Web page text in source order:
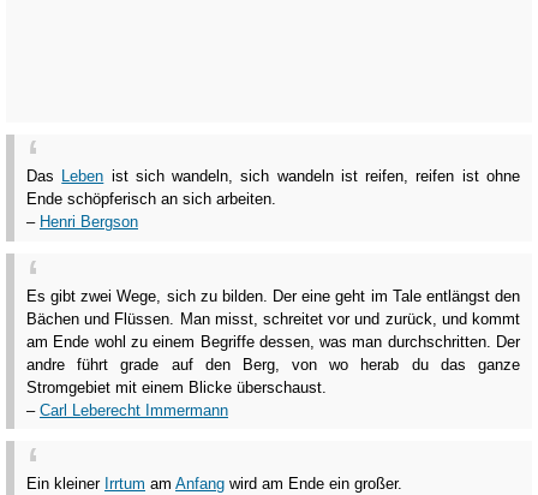
Das Leben ist sich wandeln, sich wandeln ist reifen, reifen ist ohne
Ende schöpferisch an sich arbeiten.
– Henri Bergson
Es gibt zwei Wege, sich zu bilden. Der eine geht im Tale entlängst den
Bächen und Flüssen. Man misst, schreitet vor und zurück, und kommt
am Ende wohl zu einem Begriffe dessen, was man durchschritten. Der
andre führt grade auf den Berg, von wo herab du das ganze
Stromgebiet mit einem Blicke überschaust.
– Carl Leberecht Immermann
Ein kleiner Irrtum am Anfang wird am Ende ein großer.